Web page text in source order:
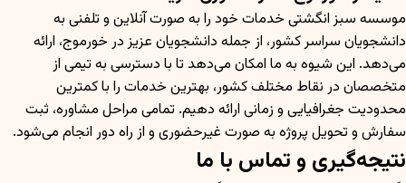
موسسه سبز انگشتی خدمات خود را به صورت آنلاین و تلفنی به
دانشجویان سراسر کشور، از جمله دانشجویان عزیز در خورموج، ارائه
می‌دهد. این شیوه به ما امکان می‌دهد تا با دسترسی به تیمی از
متخصصان در نقاط مختلف کشور، بهترین خدمات را با کمترین
محدودیت جغرافیایی و زمانی ارائه دهیم. تمامی مراحل مشاوره، ثبت
سفارش و تحویل پروژه به صورت غیرحضوری و از راه دور انجام می‌شود.
نتیجه‌گیری و تماس با ما